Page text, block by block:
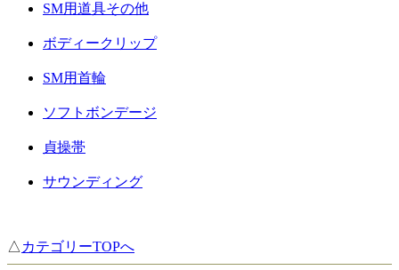
SM用道具その他
ボディークリップ
SM用首輪
ソフトボンデージ
貞操帯
サウンディング
△ カテゴリーTOPへ